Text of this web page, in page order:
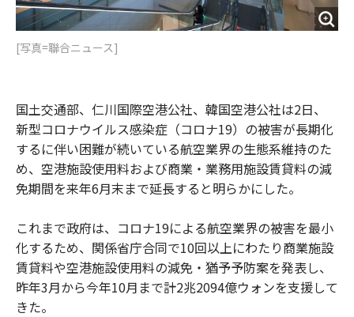
[写真=聯合ニュース]
国土交通部、仁川国際空港公社、韓国空港公社は2日、
新型コロナウイルス感染症（コロナ19）の被害が長期化
するに伴い困難が続いている航空業界の生態系維持のた
め、空港施設使用料および商業・業務用施設賃貸料の減
免期間を来年6月末まで延長すると明らかにした。
これまで政府は、コロナ19による航空業界の被害を最小
化するため、関係省庁合同で10回以上にわたり商業施設
賃貸料や空港施設使用料の減免・猶予予防案を発表し、
昨年3月から今年10月まで計2兆2094億ウォンを支援して
きた。